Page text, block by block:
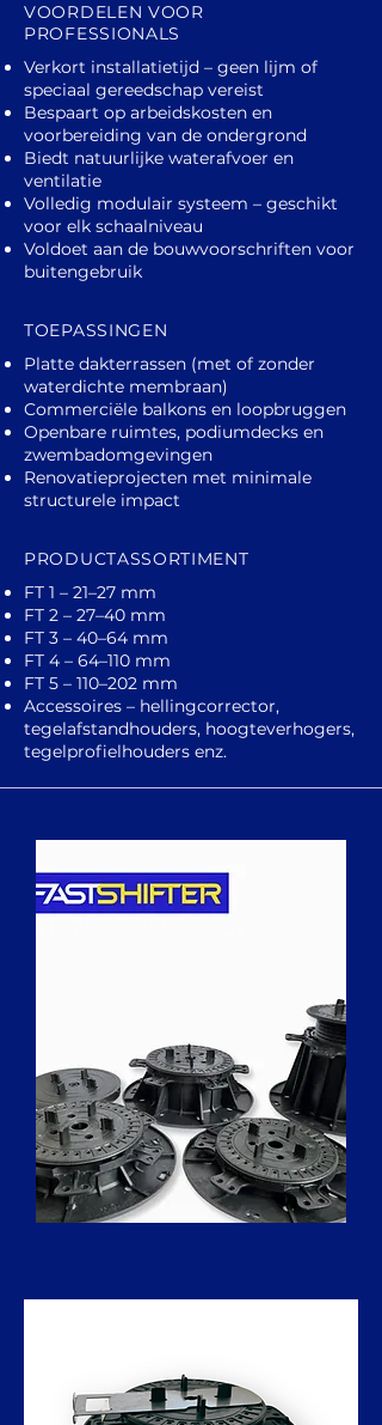
VOORDELEN VOOR
PROFESSIONALS
Verkort installatietijd – geen lijm of
speciaal gereedschap vereist
Bespaart op arbeidskosten en
voorbereiding van de ondergrond
Biedt natuurlijke waterafvoer en
ventilatie
Volledig modulair systeem – geschikt
voor elk schaalniveau
Voldoet aan de bouwvoorschriften voor
buitengebruik
TOEPASSINGEN
Platte dakterrassen (met of zonder
waterdichte membraan)
Commerciële balkons en loopbruggen
Openbare ruimtes, podiumdecks en
zwembadomgevingen
Renovatieprojecten met minimale
structurele impact
PRODUCTASSORTIMENT
FT 1 – 21–27 mm
FT 2 – 27–40 mm
FT 3 – 40–64 mm
FT 4 – 64–110 mm
FT 5 – 110–202 mm
Accessoires – hellingcorrector,
tegelafstandhouders, hoogteverhogers,
tegelprofielhouders enz.